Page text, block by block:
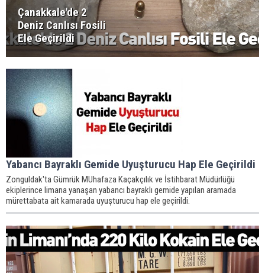
Çanakkale'de 2
Deniz Canlısı Fosili
Ele Geçirildi
Yabancı Bayraklı Gemide Uyuşturucu Hap Ele Geçirildi
Zonguldak'ta Gümrük MUhafaza Kaçakçılık ve İstihbarat Müdürlüğü
ekiplerince limana yanaşan yabancı bayraklı gemide yapılan aramada
mürettabata ait kamarada uyuşturucu hap ele geçirildi.